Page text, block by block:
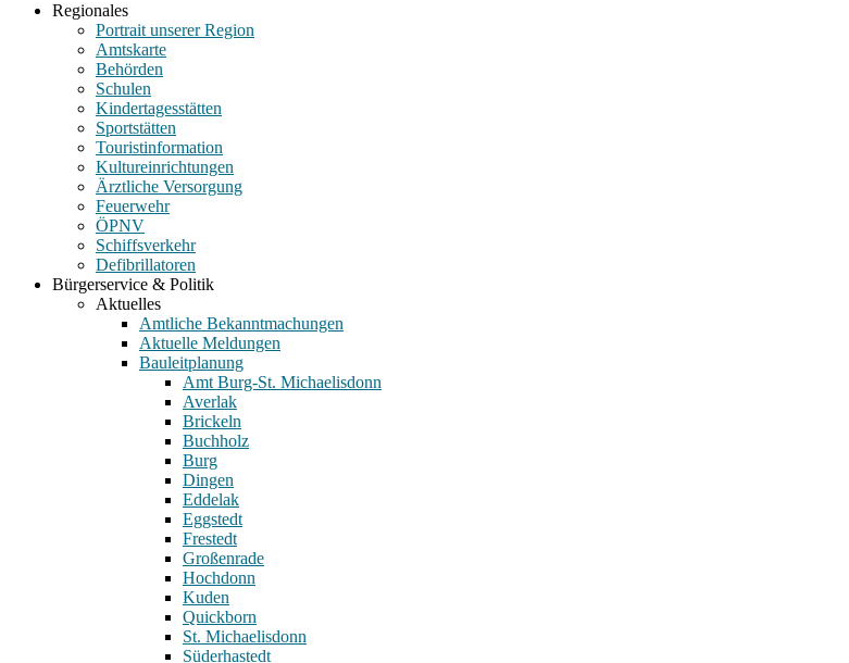
Regionales
Portrait unserer Region
Amtskarte
Behörden
Schulen
Kindertagesstätten
Sportstätten
Touristinformation
Kultureinrichtungen
Ärztliche Versorgung
Feuerwehr
ÖPNV
Schiffsverkehr
Defibrillatoren
Bürgerservice & Politik
Aktuelles
Amtliche Bekanntmachungen
Aktuelle Meldungen
Bauleitplanung
Amt Burg-St. Michaelisdonn
Averlak
Brickeln
Buchholz
Burg
Dingen
Eddelak
Eggstedt
Frestedt
Großenrade
Hochdonn
Kuden
Quickborn
St. Michaelisdonn
Süderhastedt